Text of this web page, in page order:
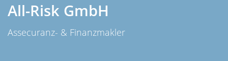
All-Risk GmbH
Assecuranz- & Finanzmakler